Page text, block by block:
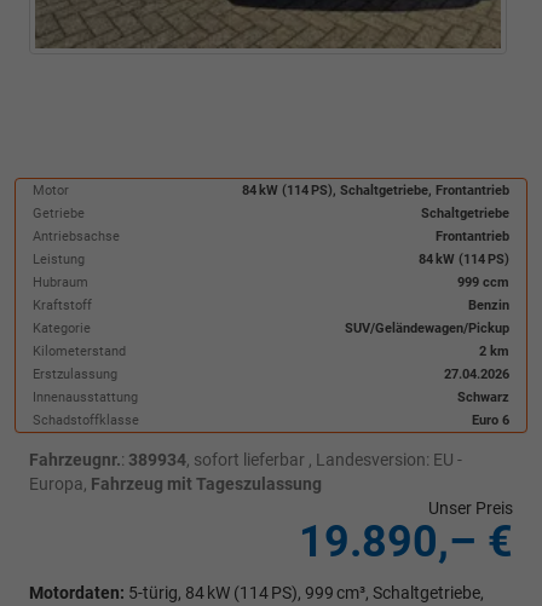
Motor
84 kW (114 PS), Schaltgetriebe, Frontantrieb
Getriebe
Schaltgetriebe
Antriebsachse
Frontantrieb
Leistung
84 kW (114 PS)
Hubraum
999 ccm
Kraftstoff
Benzin
Kategorie
SUV/Geländewagen/Pickup
Kilometerstand
2 km
Erstzulassung
27.04.2026
Innenausstattung
Schwarz
Schadstoffklasse
Euro 6
Fahrzeugnr.: 389934, sofort lieferbar , Landesversion: EU -
Europa, Fahrzeug mit Tageszulassung
Unser Preis
19.890,– €
Motordaten: 5-türig, 84 kW (114 PS), 999 cm³, Schaltgetriebe,